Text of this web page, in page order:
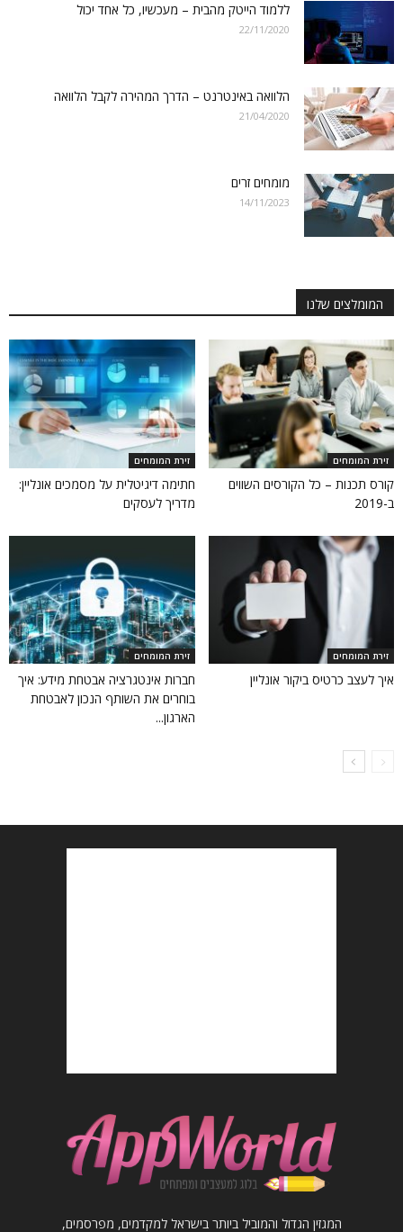
ללמוד הייטק מהבית – מעכשיו, כל אחד יכול
22/11/2020
הלוואה באינטרנט – הדרך המהירה לקבל הלוואה
21/04/2020
מומחים זרים
14/11/2023
המומלצים שלנו
זירת המומחים
קורס תכנות – כל הקורסים השווים
ב-2019
זירת המומחים
חתימה דיגיטלית על מסמכים אונליין:
מדריך לעסקים
זירת המומחים
איך לעצב כרטיס ביקור אונליין
זירת המומחים
חברות אינטגרציה אבטחת מידע: איך
בוחרים את השותף הנכון לאבטחת
הארגון...
המגזין הגדול והמוביל ביותר בישראל למקדמים, מפרסמים,